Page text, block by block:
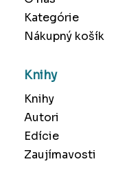
Kategórie
Nákupný košík
Knihy
Knihy
Autori
Edície
Zaujímavosti